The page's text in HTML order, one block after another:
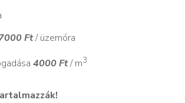
Ft/ üzemóra
4000 Ft/ m3